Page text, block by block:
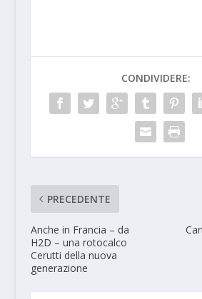
CONDIVIDERE:
PRECEDENTE
Anche in Francia – da
H2D – una rotocalco
Cerutti della nuova
generazione